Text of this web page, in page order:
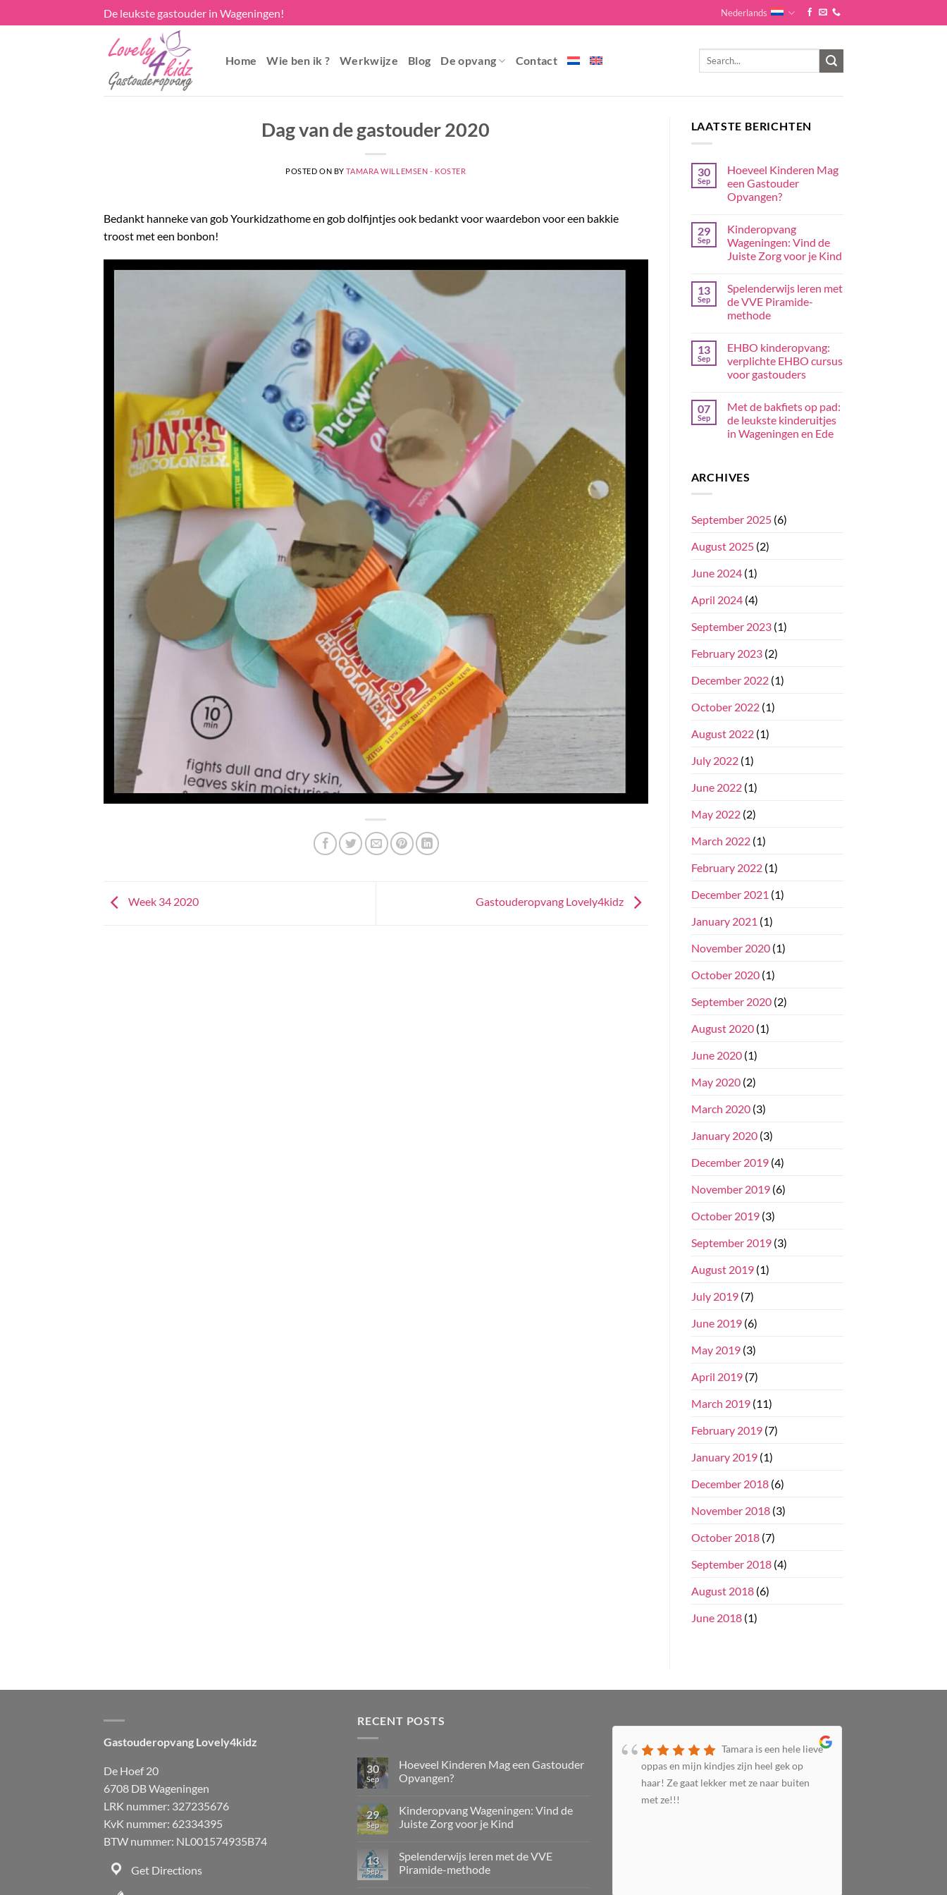
to
De leukste gastouder in Wageningen! Nederlands
Home Wie ben ik ? Werkwijze Blog De opvang Contact
Dag van de gastouder 2020
POSTED ON BYTAMARA WILLEMSEN - KOSTER
Bedankt hanneke van gob Yourkidzathome en gob dolfijntjes ook bedankt voor waardebon voor een bakkie
troost met een bonbon!
Week 34 2020 Gastouderopvang Lovely4kidz
LAATSTE BERICHTEN
30
Sep
Hoeveel Kinderen Mag
een Gastouder
Opvangen?
29
Sep
Kinderopvang
Wageningen: Vind de
Juiste Zorg voor je Kind
13
Sep
Spelenderwijs leren met
de VVE Piramide-
methode
13
Sep
EHBO kinderopvang:
verplichte EHBO cursus
voor gastouders
07
Sep
Met de bakfiets op pad:
de leukste kinderuitjes
in Wageningen en Ede
ARCHIVES
September 2025(6)
August 2025(2)
June 2024(1)
April 2024(4)
September 2023(1)
February 2023(2)
December 2022(1)
October 2022(1)
August 2022(1)
July 2022(1)
June 2022(1)
May 2022(2)
March 2022(1)
February 2022(1)
December 2021 (1)
January 2021 (1)
November 2020(1)
October 2020(1)
September 2020(2)
August 2020(1)
June 2020(1)
May 2020(2)
March 2020(3)
January 2020(3)
December 2019(4)
November 2019(6)
October 2019(3)
September 2019(3)
August 2019(1)
July 2019(7)
June 2019(6)
May 2019(3)
April 2019(7)
March 2019(11)
February 2019(7)
January 2019(1)
December 2018(6)
November 2018(3)
October 2018(7)
September 2018(4)
August 2018(6)
June 2018(1)
Gastouderopvang Lovely4kidz
De Hoef 20
6708 DB Wageningen
LRK nummer: 327235676
KvK nummer: 62334395
BTW nummer: NL001574935B74
Get Directions
RECENT POSTS
30
Sep
Hoeveel Kinderen Mag een Gastouder
Opvangen?
29
Sep
Kinderopvang Wageningen: Vind de
Juiste Zorg voor je Kind
13
Sep
Spelenderwijs leren met de VVE
Piramide-methode
to us in the Netherlands, taking
meticulous care of Sissi. Sissi was very
we picked her up, we could tell she had
had a wonderful day. Our interactions
with Tamara were also very pleasant; we
always felt like we had so much to talk
about. Everything was so wonderful, and
Tamara is een hele lieve
oppas en mijn kindjes zijn heel gek op
haar! Ze gaat lekker met ze naar buiten
met ze!!!